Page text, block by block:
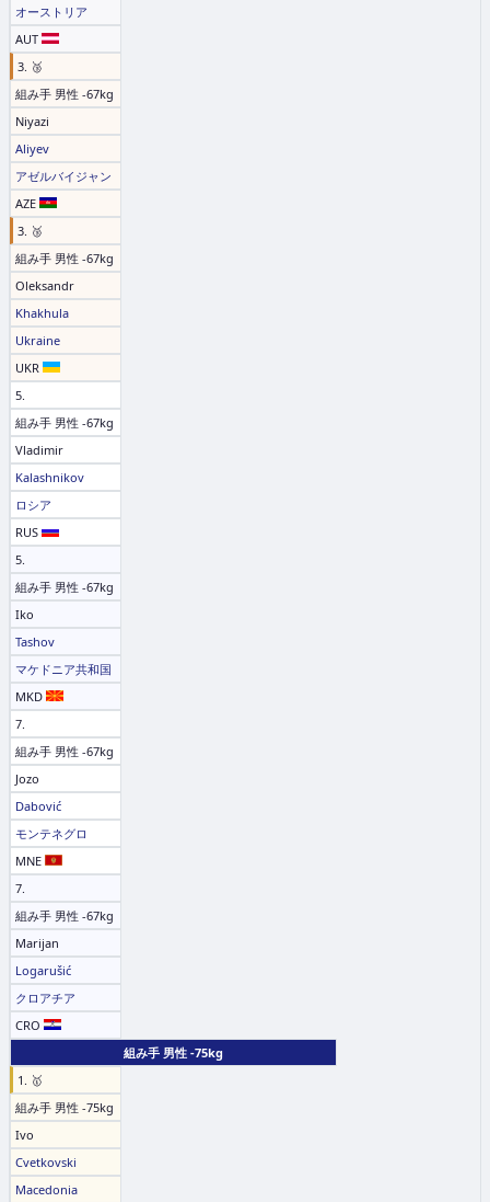
オーストリア
AUT
3. 🥉
組み手 男性 -67kg
Niyazi
Aliyev
アゼルバイジャン
AZE
3. 🥉
組み手 男性 -67kg
Oleksandr
Khakhula
Ukraine
UKR
5.
組み手 男性 -67kg
Vladimir
Kalashnikov
ロシア
RUS
5.
組み手 男性 -67kg
Iko
Tashov
マケドニア共和国
MKD
7.
組み手 男性 -67kg
Jozo
Dabović
モンテネグロ
MNE
7.
組み手 男性 -67kg
Marijan
Logarušić
クロアチア
CRO
組み手 男性 -75kg
1. 🥇
組み手 男性 -75kg
Ivo
Cvetkovski
Macedonia